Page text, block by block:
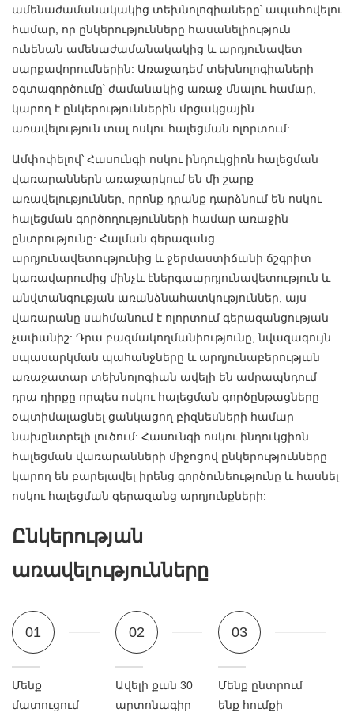
ամենաժամանակակից տեխնոլոգիաները՝ ապահովելու
համար, որ ընկերությունները հասանելիություն
ունենան ամենաժամանակակից և արդյունավետ
սարքավորումներին: Առաջադեմ տեխնոլոգիաների
օգտագործումը՝ ժամանակից առաջ մնալու համար,
կարող է ընկերություններին մրցակցային
առավելություն տալ ոսկու հալեցման ոլորտում:
Ամփոփելով՝ Հասունգի ոսկու ինդուկցիոն հալեցման
վառարաններն առաջարկում են մի շարք
առավելություններ, որոնք դրանք դարձնում են ոսկու
հալեցման գործողությունների համար առաջին
ընտրությունը: Հալման գերազանց
արդյունավետությունից և ջերմաստիճանի ճշգրիտ
կառավարումից մինչև էներգաարդյունավետություն և
անվտանգության առանձնահատկություններ, այս
վառարանը սահմանում է ոլորտում գերազանցության
չափանիշ: Դրա բազմակողմանիությունը, նվազագույն
սպասարկման պահանջները և արդյունաբերության
առաջատար տեխնոլոգիան ավելի են ամրապնդում
դրա դիրքը որպես ոսկու հալեցման գործընթացները
օպտիմալացնել ցանկացող բիզնեսների համար
նախընտրելի լուծում: Հասունգի ոսկու ինդուկցիոն
հալեցման վառարանների միջոցով ընկերությունները
կարող են բարելավել իրենց գործունեությունը և հասնել
ոսկու հալեցման գերազանց արդյունքների:
Ընկերության
առավելությունները
01
Մենք
մատուցում
02
Ավելի քան 30
արտոնագիր
03
Մենք ընտրում
ենք հումքի